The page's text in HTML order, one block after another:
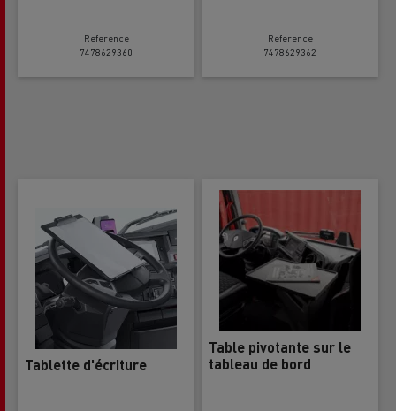
Reference
7478629360
Reference
7478629362
Tablette d'écriture
Table pivotante sur le
tableau de bord